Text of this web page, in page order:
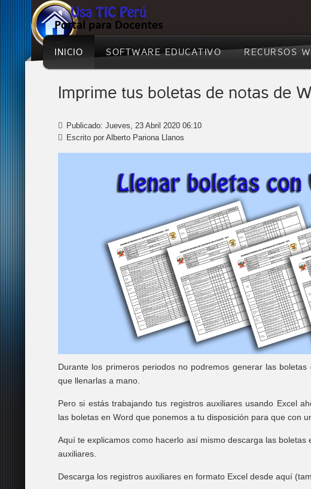
Comprende
el
funcionamiento
Aumentada
INICIO SOFTWARE EDUCATIVO RECURSOS
Imprime tus boletas de notas de
Publicado: Jueves, 23 Abril 2020 06:10
Escrito por Alberto Pariona Llanos
Durante los primeros periodos no podremos generar las
que llenarlas a mano.
Pero si estás trabajando tus registros auxiliares usando Excel
las boletas en Word que ponemos a tu disposición para que con
Aquí te explicamos como hacerlo así mismo descarga las
auxiliares.
Descarga los registros auxiliares en formato Excel desde aquí